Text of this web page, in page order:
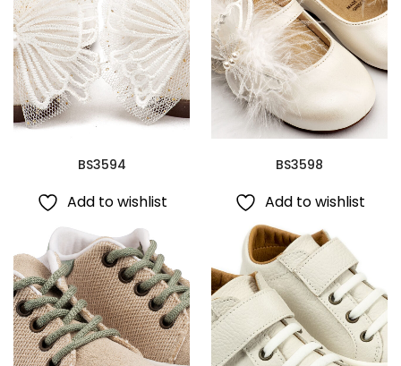
BS3594
Add to wishlist
BS3598
Add to wishlist